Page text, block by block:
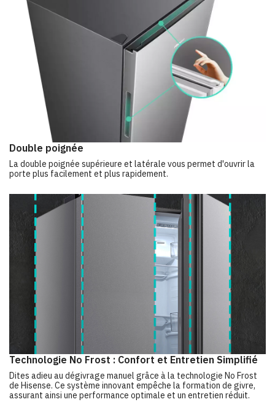
Double poignée
La double poignée supérieure et latérale vous permet d'ouvrir la
porte plus facilement et plus rapidement.
Technologie No Frost : Confort et Entretien Simplifié
Dites adieu au dégivrage manuel grâce à la technologie No Frost
de Hisense. Ce système innovant empêche la formation de givre,
assurant ainsi une performance optimale et un entretien réduit.